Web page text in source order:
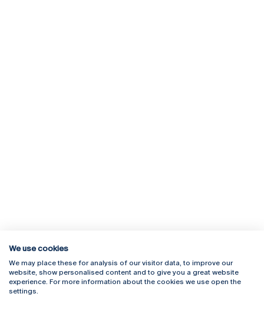
Rua Diogo Botelho 1327
4169-005 Porto
+351 226 196 240
Campus Online
Webmail
We use cookies
We may place these for analysis of our visitor data, to improve our
website, show personalised content and to give you a great website
experience. For more information about the cookies we use open the
settings.